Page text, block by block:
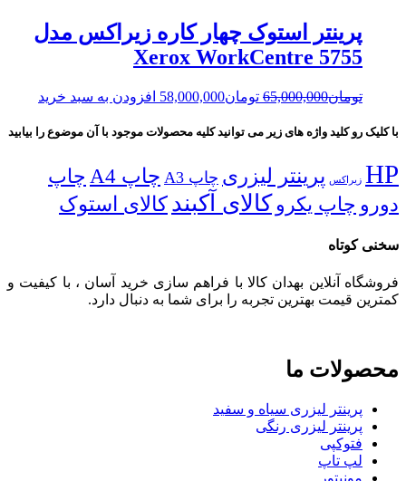
پرینتر استوک چهار کاره زیراکس مدل
Xerox WorkCentre 5755
تومان65,000,000
Original
تومان65,000,000.
تومان58,000,000
Current
is:
تومان58,000,000.
افزودن به سبد خرید
با کلیک رو کلید واژه های زیر می توانید کلیه محصولات موجود با آن موضوع را بیابید
HP زیراکس پرینتر لیزری چاپ A3 چاپ A4
چاپ
دورو چاپ یکرو کالای آکبند کالای استوک
سخنی کوتاه
فروشگاه آنلاین بهدان کالا با فراهم سازی خرید آسان ، با کیفیت و
کمترین قیمت بهترین تجربه را برای شما به دنبال دارد.
محصولات ما
پرینتر لیزری سیاه و سفید
پرینتر لیزری رنگی
فتوکپی
لپ تاپ
مونیتور